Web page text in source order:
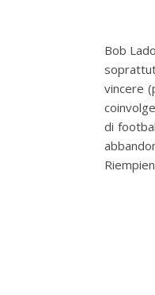
Bob
vincere
di